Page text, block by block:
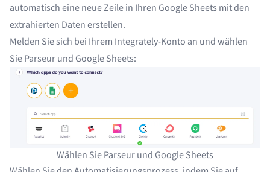
automatisch eine neue Zeile in Ihren Google Sheets mit den
extrahierten Daten erstellen.
Melden Sie sich bei Ihrem Integrately-Konto an und wählen
Sie Parseur und Google Sheets:
Wählen Sie Parseur und Google Sheets